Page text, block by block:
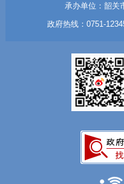
承办单位：韶关
政府热线：0751-